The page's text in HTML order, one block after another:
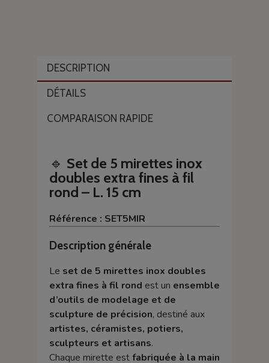
DESCRIPTION
DÉTAILS
COMPARAISON RAPIDE
🔹 Set de 5 mirettes inox
doubles extra fines à fil
rond – L. 15 cm
Référence : SET5MIR
Description générale
Le set de 5 mirettes inox doubles
extra fines à fil rond est un ensemble
d’outils de modelage et de
sculpture de précision, destiné aux
artistes, céramistes, potiers,
sculpteurs et artisans.
Chaque mirette estfabriquée à la main